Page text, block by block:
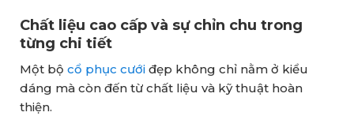
Chất liệu cao cấp và sự chỉn chu trong
từng chi tiết
Một bộ cổ phục cưới đẹp không chỉ nằm ở kiểu
dáng mà còn đến từ chất liệu và kỹ thuật hoàn
thiện.